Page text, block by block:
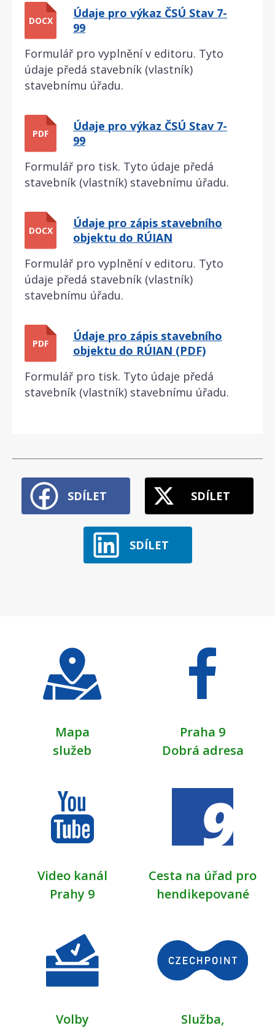
DOCX
Údaje pro výkaz ČSÚ Stav 7-
99
Formulář pro vyplnění v editoru. Tyto
údaje předá stavebník (vlastník)
stavebnímu úřadu.
PDF
Údaje pro výkaz ČSÚ Stav 7-
99
Formulář pro tisk. Tyto údaje předá
stavebník (vlastník) stavebnímu úřadu.
DOCX
Údaje pro zápis stavebního
objektu do RÚIAN
Formulář pro vyplnění v editoru. Tyto
údaje předá stavebník (vlastník)
stavebnímu úřadu.
PDF
Údaje pro zápis stavebního
objektu do RÚIAN (PDF)
Formulář pro tisk. Tyto údaje předá
stavebník (vlastník) stavebnímu úřadu.
SDÍLET SDÍLET
SDÍLET
Mapa
služeb
Praha 9
Dobrá adresa
Video kanál
Prahy 9
Cesta na úřad pro
hendikepované
Volby
Služba,